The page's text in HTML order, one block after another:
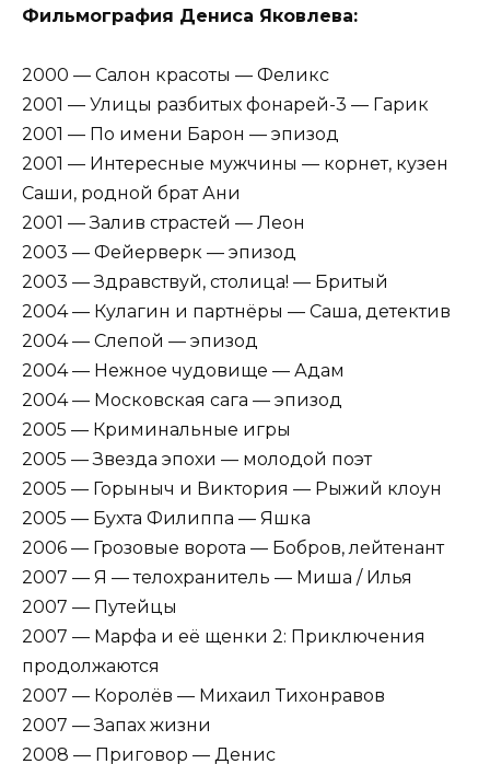
Фильмография Дениса Яковлева:
2000 — Салон красоты — Феликс
2001 — Улицы разбитых фонарей-3 — Гарик
2001 — По имени Барон — эпизод
2001 — Интересные мужчины — корнет, кузен
Саши, родной брат Ани
2001 — Залив страстей — Леон
2003 — Фейерверк — эпизод
2003 — Здравствуй, столица! — Бритый
2004 — Кулагин и партнёры — Саша, детектив
2004 — Слепой — эпизод
2004 — Нежное чудовище — Адам
2004 — Московская сага — эпизод
2005 — Криминальные игры
2005 — Звезда эпохи — молодой поэт
2005 — Горыныч и Виктория — Рыжий клоун
2005 — Бухта Филиппа — Яшка
2006 — Грозовые ворота — Бобров, лейтенант
2007 — Я — телохранитель — Миша / Илья
2007 — Путейцы
2007 — Марфа и её щенки 2: Приключения
продолжаются
2007 — Королёв — Михаил Тихонравов
2007 — Запах жизни
2008 — Приговор — Денис